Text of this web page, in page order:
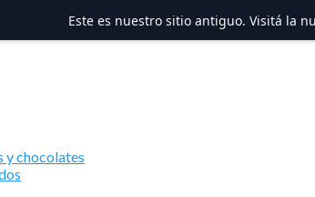
y chocolates
Este es nuestro sitio antiguo. Visitá la